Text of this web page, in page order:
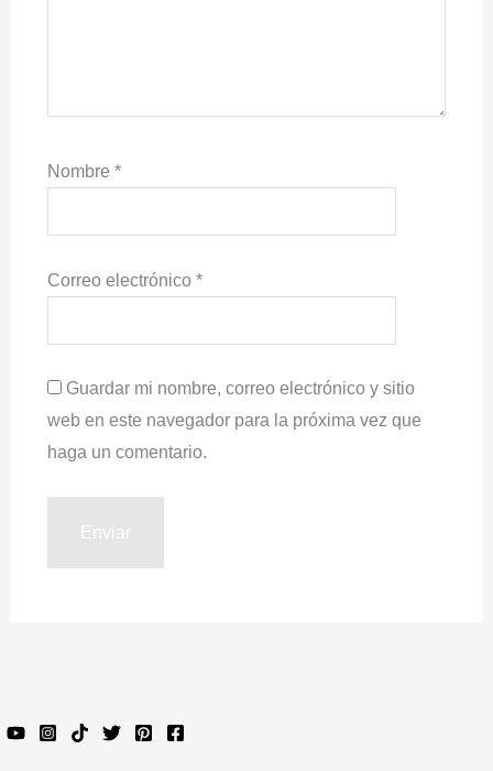
Nombre *
Correo electrónico *
Guardar mi nombre, correo electrónico y sitio
web en este navegador para la próxima vez que
haga un comentario.